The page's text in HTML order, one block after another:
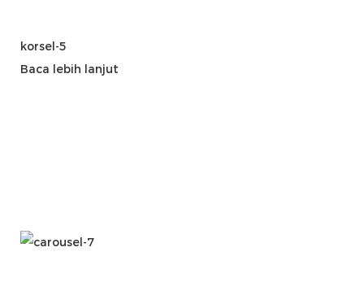
korsel-5
Baca lebih lanjut